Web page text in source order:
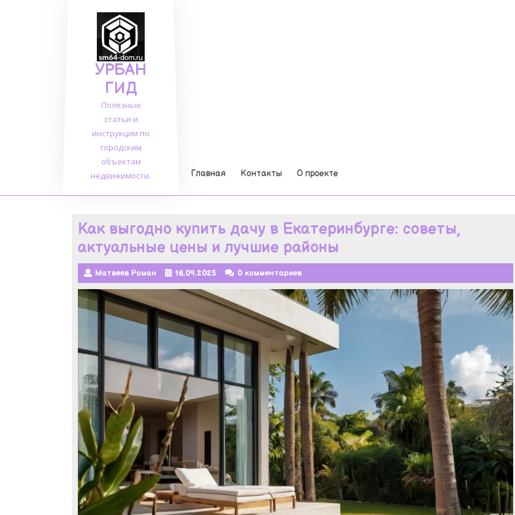
УРБАН
ГИД
Полезные
статьи и
инструкции по
городским
объектам
недвижимости.
Главная Контакты О проекте
Как выгодно купить дачу в Екатеринбурге: советы,
актуальные цены и лучшие районы
Матвеев Роман 16.09.2025 0 комментариев